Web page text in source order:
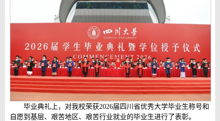
毕业典礼上，对我校荣获2026届四川省优秀大学毕业生称号和
自愿到基层、艰苦地区、艰苦行业就业的毕业生进行了表彰。